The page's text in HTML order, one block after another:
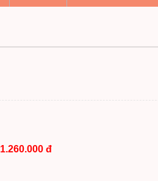
1.260.000 đ